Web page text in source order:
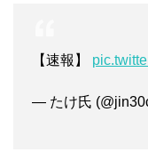
【速報】
— たけ氏